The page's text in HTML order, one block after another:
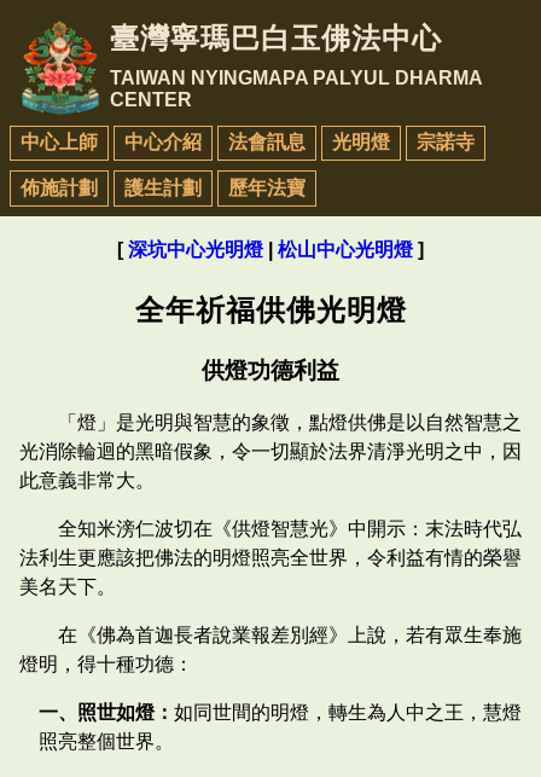
臺灣寧瑪巴白玉佛法中心
TAIWAN NYINGMAPA PALYUL DHARMA
CENTER
中心上師 中心介紹 法會訊息 光明燈 宗諾寺
佈施計劃 護生計劃 歷年法寶
[深坑中心光明燈| 松山中心光明燈]
全年祈福供佛光明燈
供燈功德利益
「燈」是光明與智慧的象徵，點燈供佛是以自然智慧之
光消除輪迴的黑暗假象，令一切顯於法界清淨光明之中，因
此意義非常大。
全知米滂仁波切在《供燈智慧光》中開示：末法時代弘
法利生更應該把佛法的明燈照亮全世界，令利益有情的榮譽
美名天下。
在《佛為首迦長者說業報差別經》上說，若有眾生奉施
燈明，得十種功德：
一、照世如燈： 如同世間的明燈，轉生為人中之王，慧燈
照亮整個世界。